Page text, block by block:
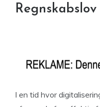
I en tid hvor